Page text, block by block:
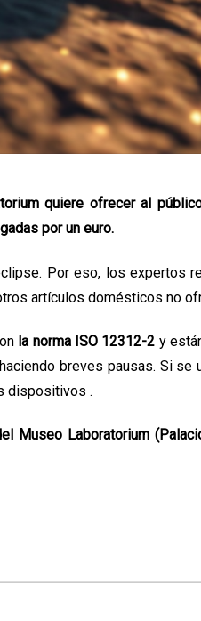
quiere ofrecer al
por un euro.
Por eso, los expertos
artículos domésticos no
la norma ISO 12312-2 y
breves pausas. Si se
dispositivos .
Museo Laboratorium